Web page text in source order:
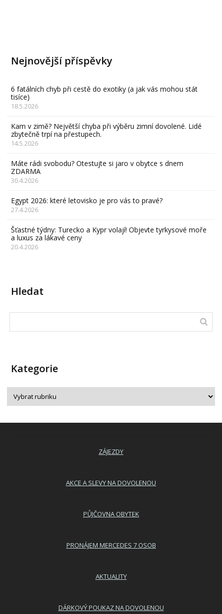
Nejnovější příspěvky
6 fatálních chyb při cestě do exotiky (a jak vás mohou stát
tisíce)
18.5.2026
Kam v zimě? Největší chyba při výběru zimní dovolené. Lidé
zbytečně trpí na přestupech.
14.5.2026
Máte rádi svobodu? Otestujte si jaro v obytce s dnem
ZDARMA
30.4.2026
Egypt 2026: které letovisko je pro vás to pravé?
27.4.2026
Šťastné týdny: Turecko a Kypr volají! Objevte tyrkysové moře
a luxus za lákavé ceny
20.4.2026
Hledat
Kategorie
ZÁJEZDY
AKCE A SLEVY NA DOVOLENOU
PŮJČOVNA OBYTEK
PRONÁJEM MERCEDES 7 OSOB
AKTUALITY
DÁRKOVÝ POUKAZ NA DOVOLENOU